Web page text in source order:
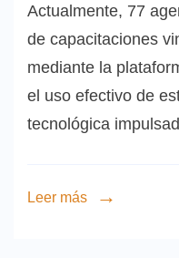
Actualmente, 77
de capacitaciones
mediante la
el uso efectivo de
tecnológica
Leer más